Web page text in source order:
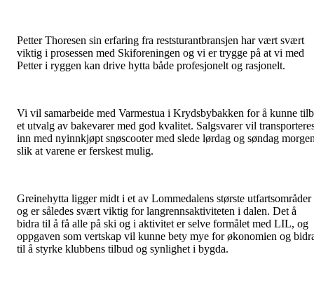
Petter Thoresen sin erfaring fra reststurantbransjen har vært svært
viktig i prosessen med Skiforeningen og vi er trygge på at vi med
Petter i ryggen kan drive hytta både profesjonelt og rasjonelt.
Vi vil samarbeide med Varmestua i Krydsbybakken for å kunne
et utvalg av bakevarer med god kvalitet. Salgsvarer vil
inn med nyinnkjøpt snøscooter med slede lørdag og søndag
slik at varene er ferskest mulig.
Greinehytta ligger midt i et av Lommedalens største utfartsområder
og er således svært viktig for langrennsaktiviteten i dalen. Det å
bidra til å få alle på ski og i aktivitet er selve formålet med LIL, og
oppgaven som vertskap vil kunne bety mye for økonomien og
til å styrke klubbens tilbud og synlighet i bygda.